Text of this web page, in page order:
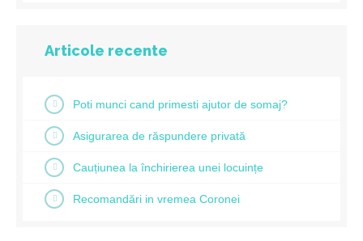
Articole recente
Poti munci cand primesti ajutor de somaj?
Asigurarea de răspundere privată
Cauțiunea la închirierea unei locuințe
Recomandări in vremea Coronei